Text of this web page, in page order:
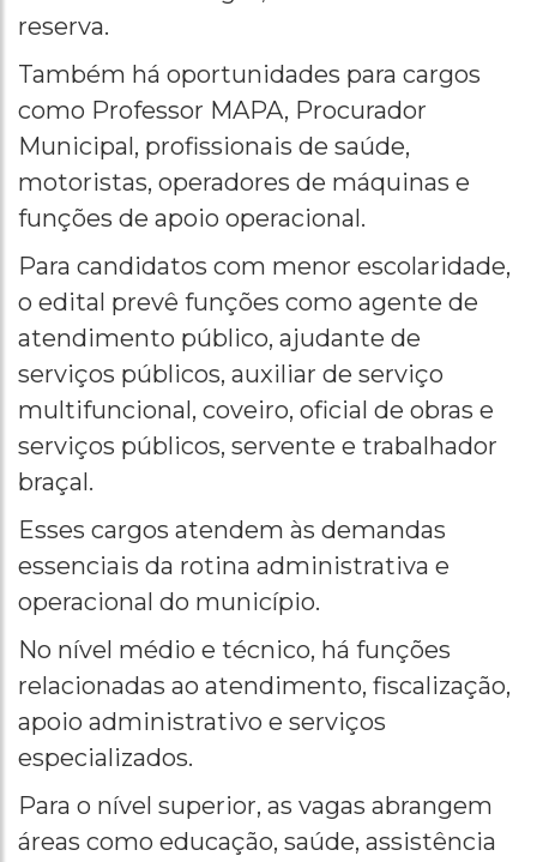
reserva.
Também há oportunidades para cargos
como Professor MAPA, Procurador
Municipal, profissionais de saúde,
motoristas, operadores de máquinas e
funções de apoio operacional.
Para candidatos com menor escolaridade,
o edital prevê funções como agente de
atendimento público, ajudante de
serviços públicos, auxiliar de serviço
multifuncional, coveiro, oficial de obras e
serviços públicos, servente e trabalhador
braçal.
Esses cargos atendem às demandas
essenciais da rotina administrativa e
operacional do município.
No nível médio e técnico, há funções
relacionadas ao atendimento, fiscalização,
apoio administrativo e serviços
especializados.
Para o nível superior, as vagas abrangem
áreas como educação, saúde, assistência